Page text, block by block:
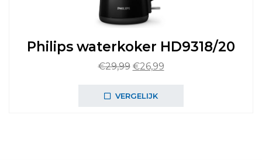
Philips waterkoker HD9318/20
€29,99 Oorspronkelijke
was:
€26,99Huidige
VERGELIJK